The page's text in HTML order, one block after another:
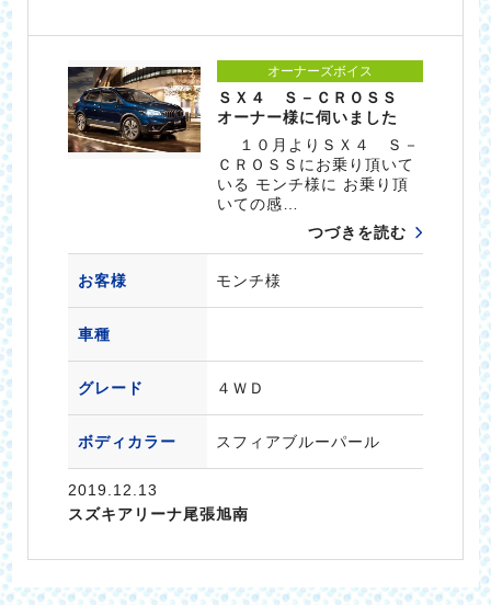
オーナーズボイス
ＳＸ４ Ｓ－ＣＲＯＳＳ
オーナー様に伺いました
１０月よりＳＸ４ Ｓ－
ＣＲＯＳＳにお乗り頂いて
いる モンチ様に お乗り頂
いての感…
つづきを読む
お客様 モンチ様
車種
グレード ４ＷＤ
ボディカラー スフィアブルーパール
2019.12.13
スズキアリーナ尾張旭南